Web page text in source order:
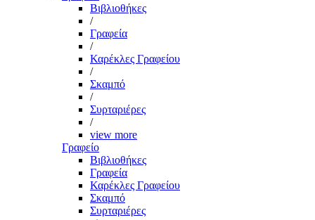
Βιβλιοθήκες
/
Γραφεία
/
Καρέκλες Γραφείου
/
Σκαμπό
/
Συρταριέρες
/
view more
Γραφείο
Βιβλιοθήκες
Γραφεία
Καρέκλες Γραφείου
Σκαμπό
Συρταριέρες